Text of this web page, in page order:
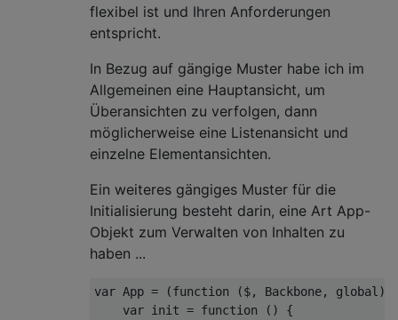
flexibel ist und Ihren Anforderungen
entspricht.
In Bezug auf gängige Muster habe ich im
Allgemeinen eine Hauptansicht, um
Überansichten zu verfolgen, dann
möglicherweise eine Listenansicht und
einzelne Elementansichten.
Ein weiteres gängiges Muster für die
Initialisierung besteht darin, eine Art App-
Objekt zum Verwalten von Inhalten zu
haben ...
var App = (function ($, Backbone, global )
var init = function ( ) {